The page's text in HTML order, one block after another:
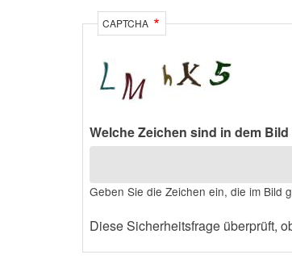
CAPTCHA
Welche Zeichen sind in dem
Geben Sie die Zeichen ein, die im Bild
Diese Sicherheitsfrage überprüft,